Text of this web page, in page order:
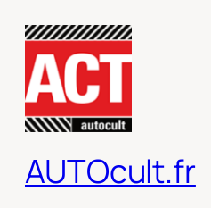
contenu
AUTOcult.fr